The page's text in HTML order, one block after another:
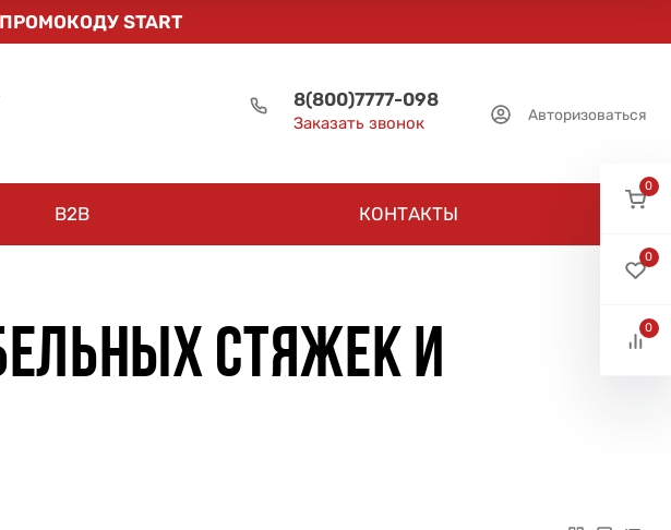
START
8(800)7777-098
Заказать звонок Авторизоваться
B2B КОНТАКТЫ
СТЯЖЕК И
0
0
0